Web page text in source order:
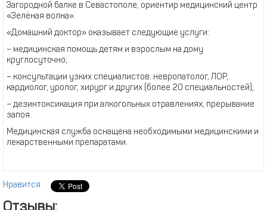
Загородной балке в Севастополе, ориентир медицинский центр
«Зелёная волна».
«Домашний доктор» оказывает следующие услуги:
– медицинская помощь детям и взрослым на дому
круглосуточно;
– консультации узких специалистов: невропатолог, ЛОР,
кардиолог, уролог, хирург и других (более 20 специальностей);
– дезинтоксикация при алкогольных отравлениях, прерывание
запоя.
Медицинская служба оснащена необходимыми медицинскими и
лекарственными препаратами.
Нравится